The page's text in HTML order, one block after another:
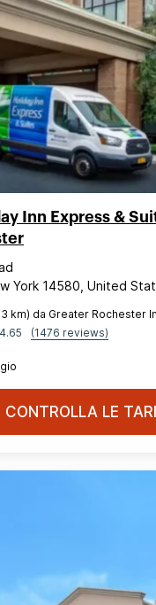
Inn Express &
York 14580, United
km) da Greater Rochester
4.65
(1476 reviews)
CONTROLLA LE